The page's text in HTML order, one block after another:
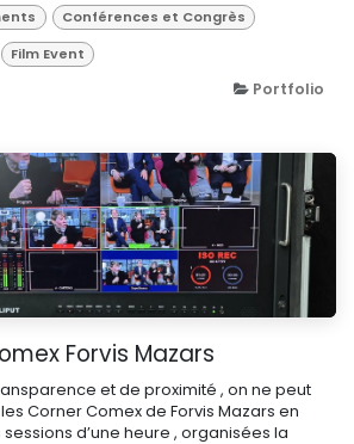
Conférences et Congrès
Film Event
Portfolio
Forvis Mazars
et de proximité , on ne peut
Corner Comex de Forvis Mazars en
d’une heure , organisées la